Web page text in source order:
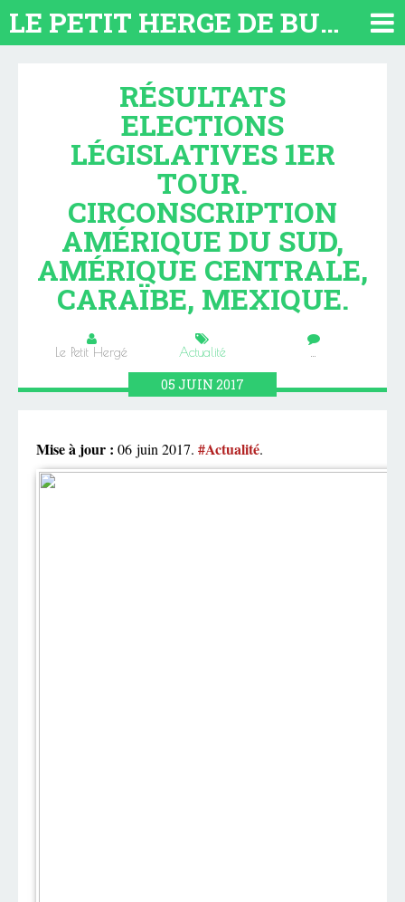
LE PETIT HERGE DE BUENOS AIRES 2026. TOUT SUR L'ARGENTINE
RÉSULTATS
ELECTIONS
LÉGISLATIVES 1ER
TOUR.
CIRCONSCRIPTION
AMÉRIQUE DU SUD,
AMÉRIQUE CENTRALE,
CARAÏBE, MEXIQUE.
Le Petit Hergé Actualité …
05 JUIN 2017
Mise à jour : 06 juin 2017. #Actualité.